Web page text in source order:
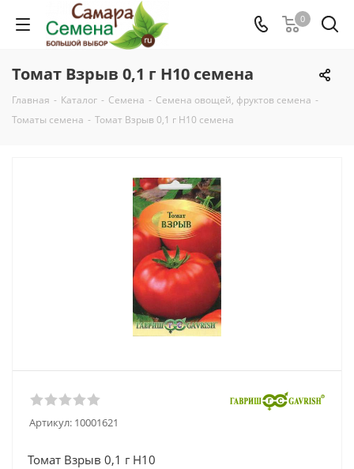
0
Томат Взрыв 0,1 г Н10 семена
Главная - Каталог - Семена - Семена овощей, фруктов семена -
Томаты семена - Томат Взрыв 0,1 г Н10 семена
Артикул: 10001621
Томат Взрыв 0,1 г Н10